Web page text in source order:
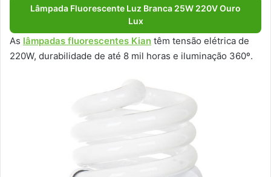
Lâmpada Fluorescente Luz Branca 25W 220V Ouro
Lux
As lâmpadas fluorescentes Kian têm tensão elétrica de
220W, durabilidade de até 8 mil horas e iluminação 360º.